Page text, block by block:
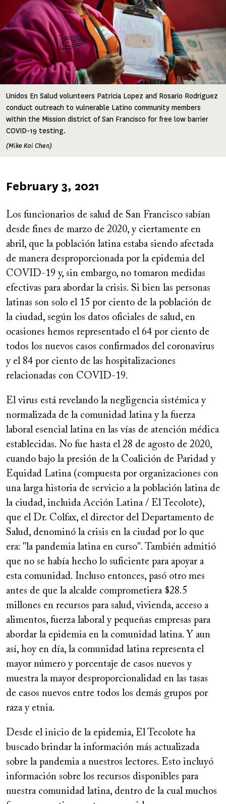
Unidos En Salud volunteers Patricia Lopez and Rosario Rodriguez
conduct outreach to vulnerable Latino community members
within the Mission district of San Francisco for free low barrier
COVID-19 testing.
(Mike Kai Chen)
Published
February 3, 2021
Los funcionarios de salud de San Francisco sabían
desde fines de marzo de 2020, y ciertamente en
abril, que la población latina estaba siendo afectada
de manera desproporcionada por la epidemia del
COVID-19 y, sin embargo, no tomaron medidas
efectivas para abordar la crisis. Si bien las personas
latinas son solo el 15 por ciento de la población de
la ciudad, según los datos oficiales de salud, en
ocasiones hemos representado el 64 por ciento de
todos los nuevos casos confirmados del coronavirus
y el 84 por ciento de las hospitalizaciones
relacionadas con COVID-19.
El virus está revelando la negligencia sistémica y
normalizada de la comunidad latina y la fuerza
laboral esencial latina en las vías de atención médica
establecidas. No fue hasta el 28 de agosto de 2020,
cuando bajo la presión de la Coalición de Paridad y
Equidad Latina (compuesta por organizaciones con
una larga historia de servicio a la población latina de
la ciudad, incluida Acción Latina / El Tecolote),
que el Dr. Colfax, el director del Departamento de
Salud, denominó la crisis en la ciudad por lo que
era: "la pandemia latina en curso". También admitió
que no se había hecho lo suficiente para apoyar a
esta comunidad. Incluso entonces, pasó otro mes
antes de que la alcalde comprometiera $28.5
millones en recursos para salud, vivienda, acceso a
alimentos, fuerza laboral y pequeñas empresas para
abordar la epidemia en la comunidad latina. Y aun
así, hoy en día, la comunidad latina representa el
mayor número y porcentaje de casos nuevos y
muestra la mayor desproporcionalidad en las tasas
de casos nuevos entre todos los demás grupos por
raza y etnia.
Desde el inicio de la epidemia, El Tecolote ha
buscado brindar la información más actualizada
sobre la pandemia a nuestros lectores. Esto incluyó
información sobre los recursos disponibles para
nuestra comunidad latina, dentro de la cual muchos